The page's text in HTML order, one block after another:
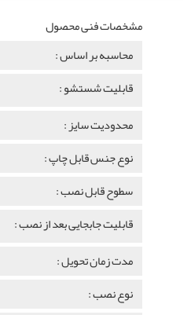
مشخصات فنی محصول
محاسبه بر اساس :
قابلیت شستشو :
محدودیت سایز :
نوع جنس قابل چاپ :
سطوح قابل نصب :
قابلیت جابجایی بعد از نصب :
مدت زمان تحویل :
نوع نصب :